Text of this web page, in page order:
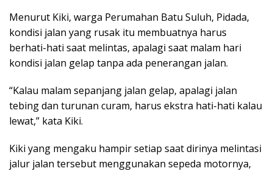
Menurut Kiki, warga Perumahan Batu Suluh, Pidada,
kondisi jalan yang rusak itu membuatnya harus
berhati-hati saat melintas, apalagi saat malam hari
kondisi jalan gelap tanpa ada penerangan jalan.
“Kalau malam sepanjang jalan gelap, apalagi jalan
tebing dan turunan curam, harus ekstra hati-hati kalau
lewat,” kata Kiki.
Kiki yang mengaku hampir setiap saat dirinya melintasi
jalur jalan tersebut menggunakan sepeda motornya,